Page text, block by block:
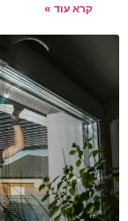
קרא עוד »